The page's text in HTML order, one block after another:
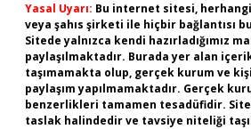
Yasal Uyarı: Bu internet sitesi,
veya şahıs şirketi ile hiçbir bağlantısı
Sitede yalnızca kendi hazırladığımız
paylaşılmaktadır. Burada yer alan
taşımamakta olup, gerçek kurum ve
paylaşım yapılmamaktadır. Gerçek
benzerlikleri tamamen tesadüfidir.
taslak halindedir ve tavsiye niteliği